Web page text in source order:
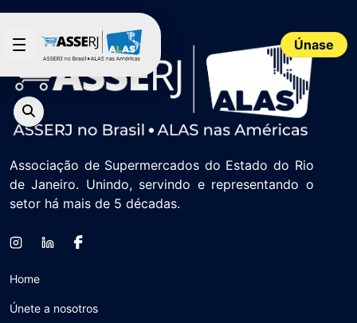
Saltar al contenido principal
Únase
Associação de Supermercados do Estado do Rio
de Janeiro. Unindo, servindo e representando o
setor há mais de 5 décadas.
Home
Únete a nosotros